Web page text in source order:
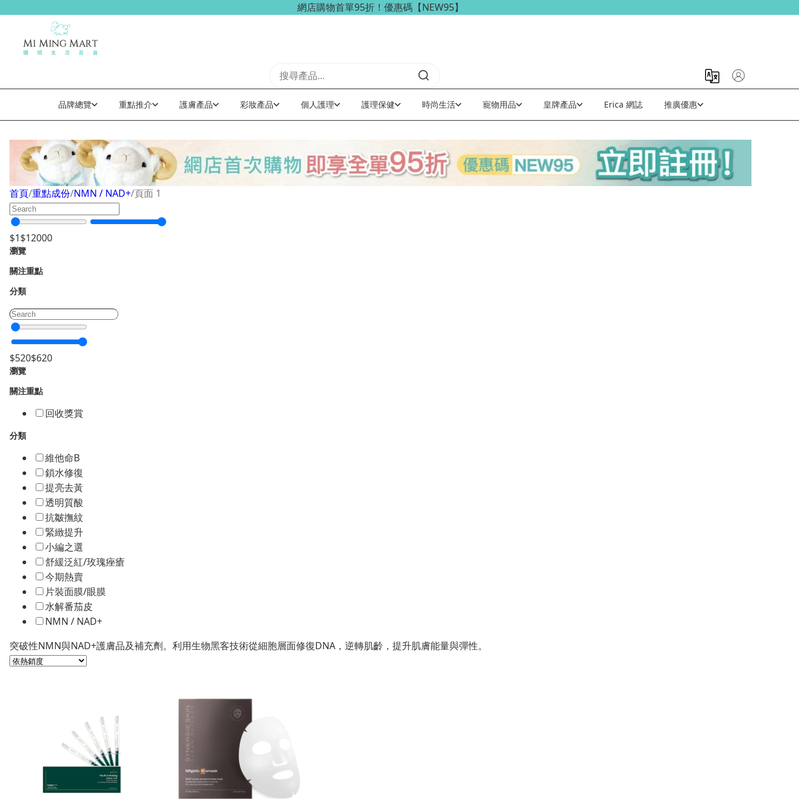
網店購物首單95折！優惠碼【NEW95】
品牌總覽 重點推介 護膚產品 彩妝產品 個人護理 護理保健 時尚生活 寵物用品 皇牌產品 Erica 網誌 推廣優惠
NMN / NAD+
首頁/重點成份/NMN / NAD+/頁面 1
$1$12000
瀏覽
關注重點
分類
$520$620
瀏覽
關注重點
回收獎賞
分類
維他命B
鎖水修復
提亮去黃
透明質酸
抗皺撫紋
緊緻提升
小編之選
舒緩泛紅/玫瑰痤瘡
今期熱賣
片裝面膜/眼膜
水解番茄皮
NMN / NAD+
突破性NMN與NAD+護膚品及補充劑。利用生物黑客技術從細胞層面修復DNA，逆轉肌齡，提升肌膚能量與彈性。